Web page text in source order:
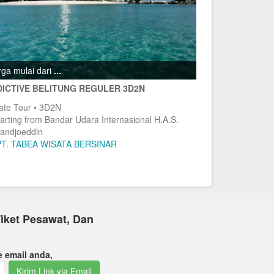
mulai dari...
BELITUNG REGULER 3D2N
Tour • 3D2N
from Bandar Udara Internasional H.A.S.
TABEA WISATA BERSINAR
Pesawat, Dan
email anda,
Kirim Link via Email